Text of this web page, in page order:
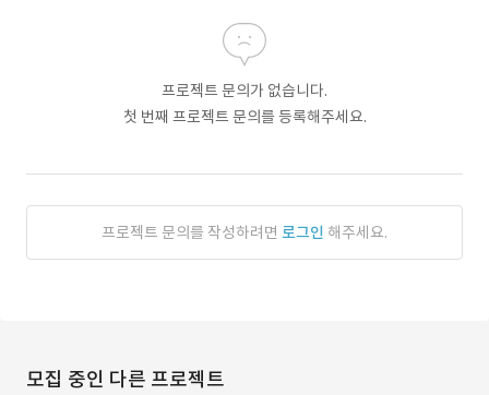
프로젝트 문의가 없습니다.
첫 번째 프로젝트 문의를 등록해주세요.
프로젝트 문의를 작성하려면 로그인 해주세요.
모집 중인 다른 프로젝트